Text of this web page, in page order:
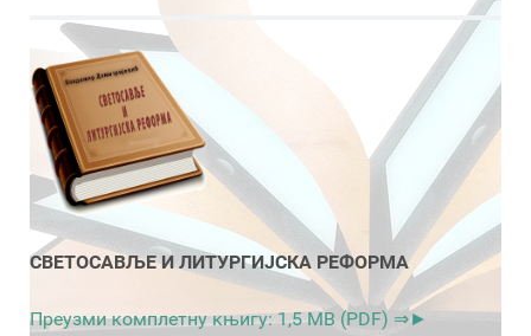
СВЕТОСАВЉЕ И ЛИТУРГИЈСКА РЕФОРМА
Преузми комплетну књигу: 1,5 MB (PDF) ⇒►